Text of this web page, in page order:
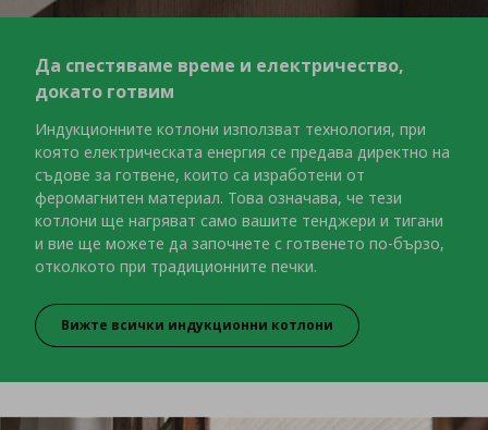
Да спестяваме време и електричество,
докато готвим
Индукционните котлони използват технология, при
която електрическата енергия се предава директно на
съдове за готвене, които са изработени от
феромагнитен материал. Това означава, че тези
котлони ще нагряват само вашите тенджери и тигани
и вие ще можете да започнете с готвенето по-бързо,
отколкото при традиционните печки.
Да спестяваме време и
Вижте всички индукционни котлони